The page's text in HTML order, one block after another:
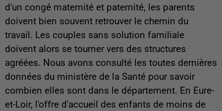
d'un congé maternité et paternité, les parents
doivent bien souvent retrouver le chemin du
travail. Les couples sans solution familiale
doivent alors se tourner vers des structures
agréées. Nous avons consulté les toutes dernières
données du ministère de la Santé pour savoir
combien elles sont dans le département. En Eure-
et-Loir, l'offre d'accueil des enfants de moins de